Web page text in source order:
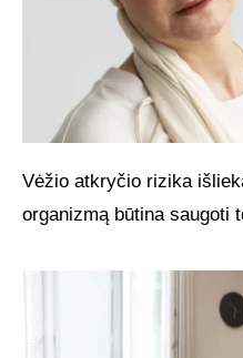
Vėžio atkryčio rizika
organizmą būtina saugoti